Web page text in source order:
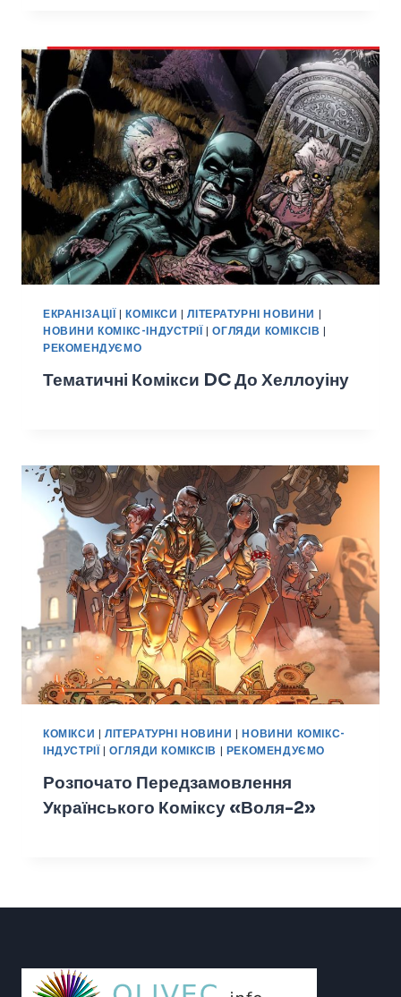
ЕКРАНІЗАЦІЇ |КОМІКСИ |ЛІТЕРАТУРНІ НОВИНИ |
НОВИНИ КОМІКС-ІНДУСТРІЇ |ОГЛЯДИ КОМІКСІВ |
РЕКОМЕНДУЄМО
Тематичні Комікси DC До Хеллоуіну
КОМІКСИ | ЛІТЕРАТУРНІ НОВИНИ |НОВИНИ КОМІКС-
ІНДУСТРІЇ |ОГЛЯДИ КОМІКСІВ | РЕКОМЕНДУЄМО
Розпочато Передзамовлення
Українського Коміксу «Воля-2»